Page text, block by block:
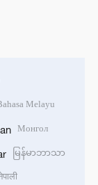
Melayu
Монгол
မြန်မာဘာသာ